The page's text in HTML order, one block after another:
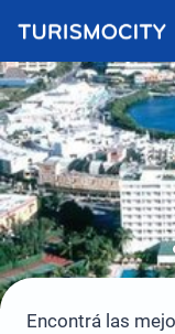
Encontrá las